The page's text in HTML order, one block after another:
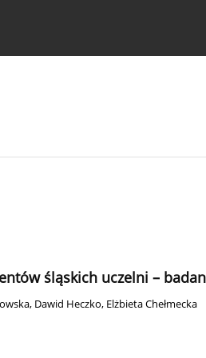
śląskich uczelni –
, Dawid Heczko, Elżbieta Chełmecka